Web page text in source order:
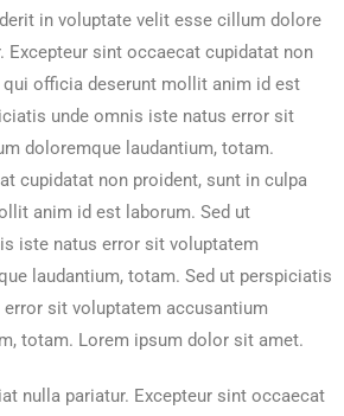
in voluptate velit esse cillum dolore
Excepteur sint occaecat cupidatat non
qui officia deserunt mollit anim id est
unde omnis iste natus error sit
doloremque laudantium, totam.
cupidatat non proident, sunt in culpa
anim id est laborum. Sed ut
iste natus error sit voluptatem
laudantium, totam. Sed ut perspiciatis
sit voluptatem accusantium
totam. Lorem ipsum dolor sit amet.
nulla pariatur. Excepteur sint occaecat